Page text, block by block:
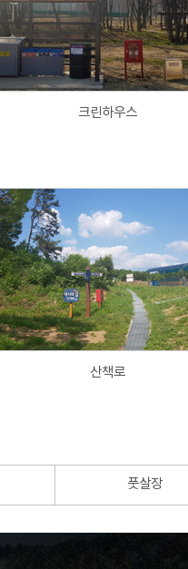
크린하우스
산책로
풋살장